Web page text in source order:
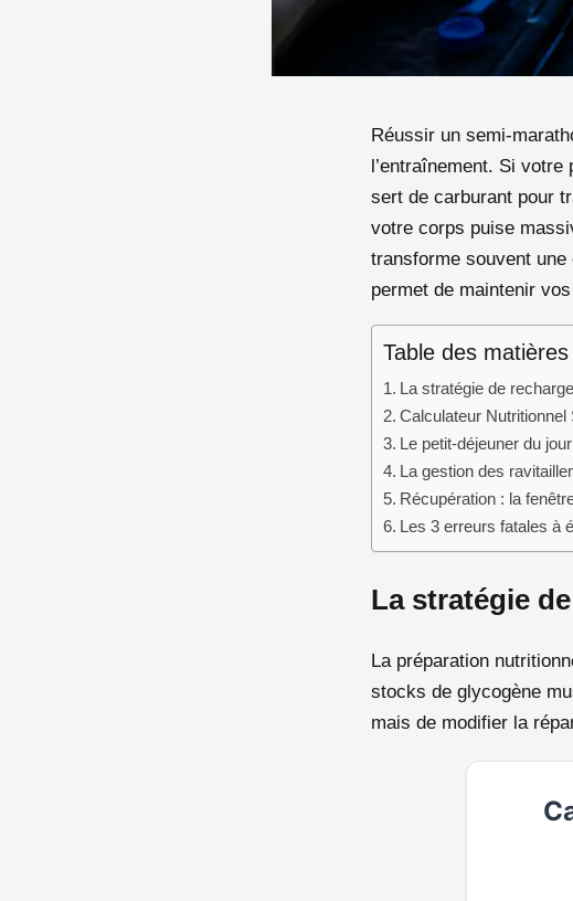
Réussir un semi-
l’entraînement. Si
sert de carburant pour
votre corps puise
transforme souvent
permet de maintenir
Table des matières
La stratégie de
Calculateur
Le petit-déjeuner du
La gestion des
Récupération : la
Les 3 erreurs fatales à
La stratégie
La préparation
stocks de glycogène
mais de modifier la